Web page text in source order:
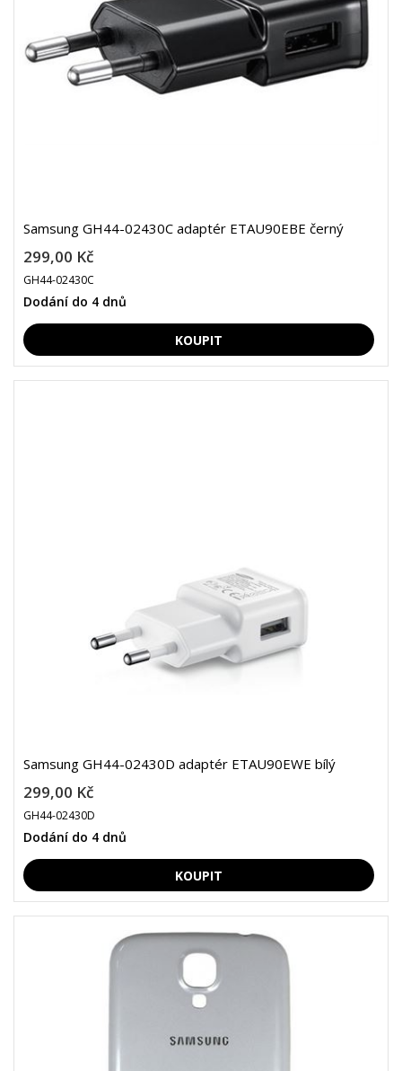
Samsung GH44-02430C adaptér ETAU90EBE černý
299,00 Kč
GH44-02430C
Dodání do 4 dnů
Samsung GH44-02430D adaptér ETAU90EWE bílý
299,00 Kč
GH44-02430D
Dodání do 4 dnů